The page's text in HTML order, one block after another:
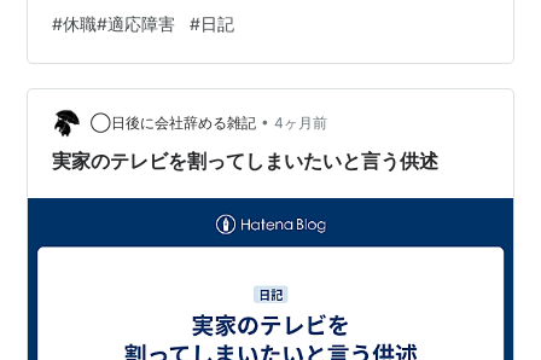
社（スカウト経由）電話面談の長さと、情報収集目的で
面接に行かせたいような違和感。 ちなみに別の大手転職
エージェントはまだ働いていたときに利用していたこと
があるが、しょっちゅう電話がかかってくる上に応募件
数を増やせばかり言うので嫌気がさして利用をやめた。
#休職#適応障害 #日記
◯日後に会社辞める雑記 • 4ヶ月前
実家のテレビを割ってしまいたいと言う供述